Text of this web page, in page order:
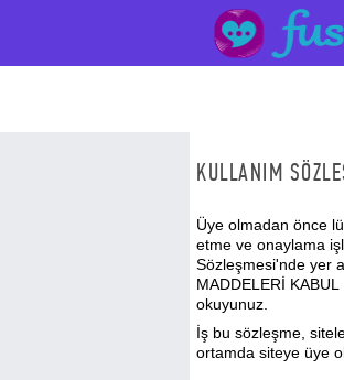
KULLANIM
Üye olmadan önce
etme ve onaylama
Sözleşmesi'nde yer
MADDELERİ
okuyunuz.
İş bu sözleşme,
ortamda siteye üye